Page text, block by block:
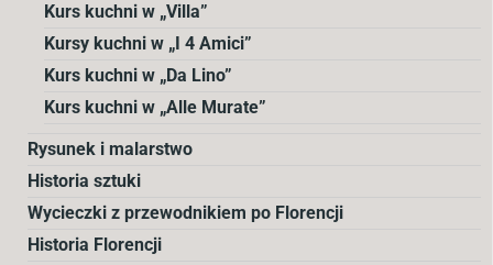
Kurs kuchni w „Villa”
Kursy kuchni w „I 4 Amici”
Kurs kuchni w „Da Lino”
Kurs kuchni w „Alle Murate”
Rysunek i malarstwo
Historia sztuki
Wycieczki z przewodnikiem po Florencji
Historia Florencji